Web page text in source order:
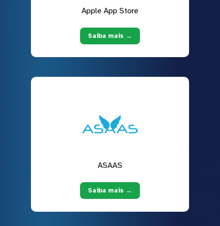
Apple App Store
Saiba mais →
ASAAS
Saiba mais →